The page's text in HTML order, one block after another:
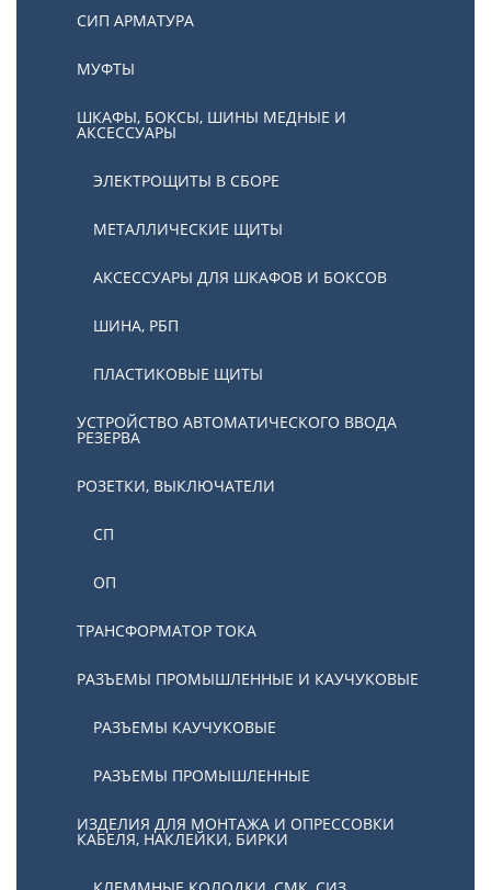
СИП АРМАТУРА
МУФТЫ
ШКАФЫ, БОКСЫ, ШИНЫ МЕДНЫЕ И
АКСЕССУАРЫ
ЭЛЕКТРОЩИТЫ В СБОРЕ
МЕТАЛЛИЧЕСКИЕ ЩИТЫ
АКСЕССУАРЫ ДЛЯ ШКАФОВ И БОКСОВ
ШИНА, РБП
ПЛАСТИКОВЫЕ ЩИТЫ
УСТРОЙСТВО АВТОМАТИЧЕСКОГО ВВОДА
РЕЗЕРВА
РОЗЕТКИ, ВЫКЛЮЧАТЕЛИ
СП
ОП
ТРАНСФОРМАТОР ТОКА
РАЗЪЕМЫ ПРОМЫШЛЕННЫЕ И КАУЧУКОВЫЕ
РАЗЪЕМЫ КАУЧУКОВЫЕ
РАЗЪЕМЫ ПРОМЫШЛЕННЫЕ
ИЗДЕЛИЯ ДЛЯ МОНТАЖА И ОПРЕССОВКИ
КАБЕЛЯ, НАКЛЕЙКИ, БИРКИ